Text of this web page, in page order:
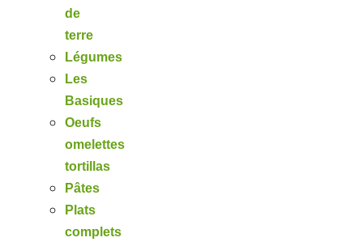
de
terre
Légumes
Les
Basiques
Oeufs
omelettes
tortillas
Pâtes
Plats
complets